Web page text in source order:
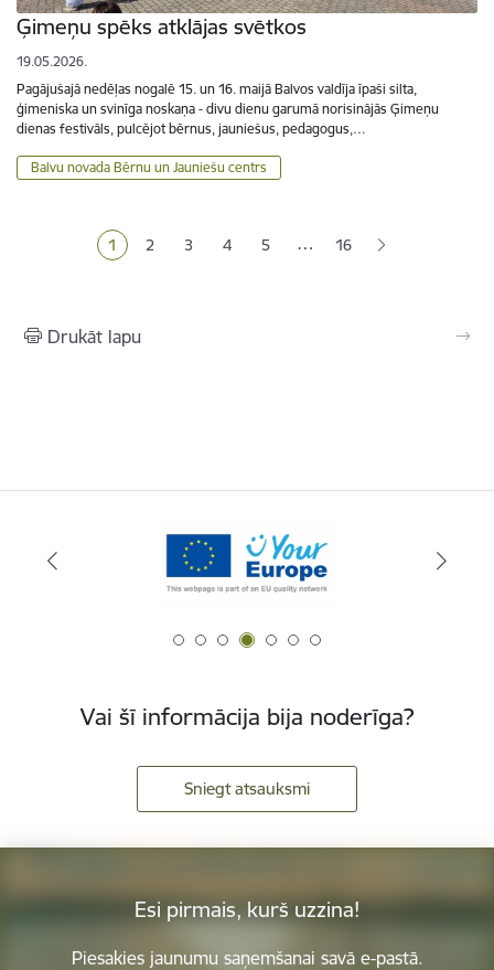
Ģimeņu spēks atklājas svētkos
19.05.2026.
Pagājušajā nedēļas nogalē 15. un 16. maijā Balvos valdīja īpaši silta,
ģimeniska un svinīga noskaņa - divu dienu garumā norisinājās Ģimeņu
dienas festivāls, pulcējot bērnus, jauniešus, pedagogus,…
Balvu novada Bērnu un Jauniešu centrs
Pašreizējā lapa
1 Lapa
2 Lapa
3 Lapa
4 Lapa
5 … 16
Drukāt lapu
Vai šī informācija bija noderīga?
Sniegt atsauksmi
Esi pirmais, kurš uzzina!
Piesakies jaunumu saņemšanai savā e-pastā.